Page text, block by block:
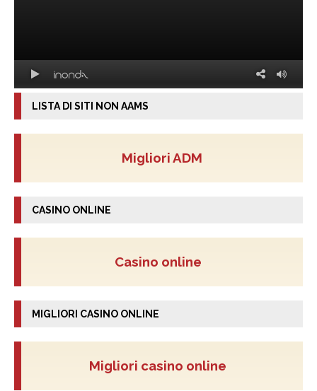
LISTA DI SITI NON AAMS
Migliori ADM
CASINO ONLINE
Casino online
MIGLIORI CASINO ONLINE
Migliori casino online